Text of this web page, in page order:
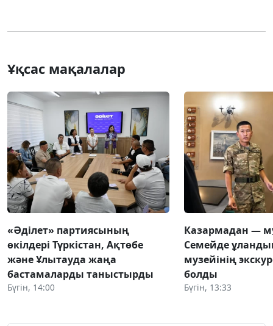
Ұқсас мақалалар
«Әділет» партиясының
өкілдері Түркістан, Ақтөбе
және Ұлытауда жаңа
бастамаларды таныстырды
Бүгін, 14:00
Казармадан —
Семейде
музейінің
болды
Бүгін, 13:33